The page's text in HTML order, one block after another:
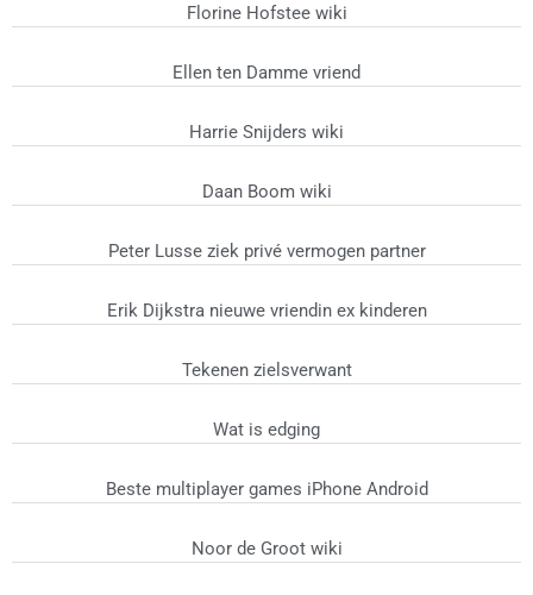
Florine Hofstee wiki
Ellen ten Damme vriend
Harrie Snijders wiki
Daan Boom wiki
Peter Lusse ziek privé vermogen partner
Erik Dijkstra nieuwe vriendin ex kinderen
Tekenen zielsverwant
Wat is edging
Beste multiplayer games iPhone Android
Noor de Groot wiki